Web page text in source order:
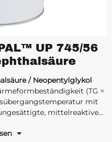
UP 745/56
/ Neopentylglykol
(TG =
mit
mittelreaktive
uns verarbeitungsfähig